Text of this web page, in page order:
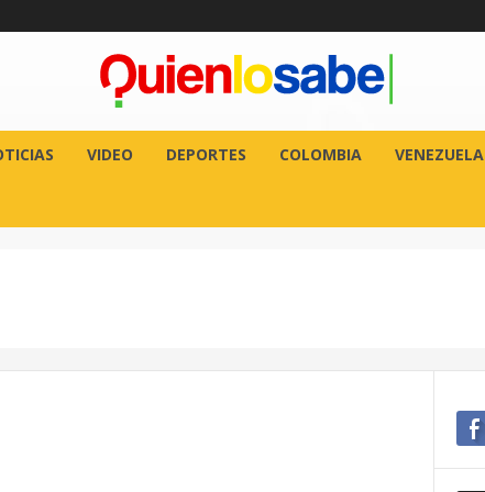
VIDEO DEPORTES COLOMBIA VENEZUELA